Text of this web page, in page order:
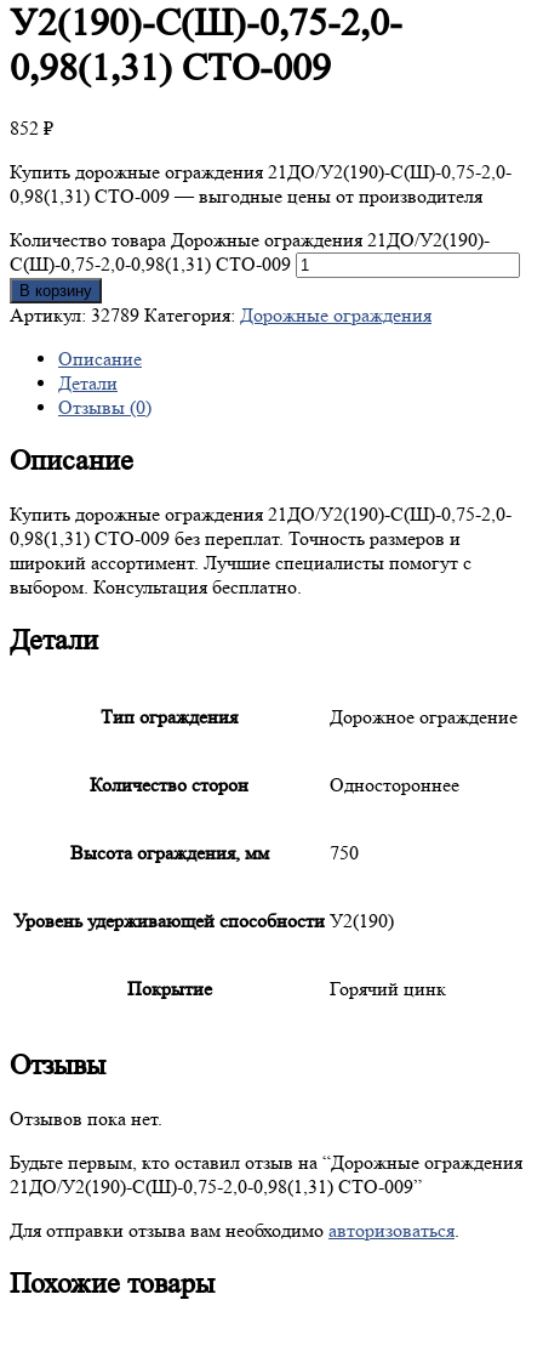
У2(190)-С(Ш)-0,75-2,0-
0,98(1,31) СТО-009
852 ₽
Купить дорожные ограждения 21ДО/У2(190)-С(Ш)-0,75-2,0-
0,98(1,31) СТО-009 — выгодные цены от производителя
Количество товара Дорожные ограждения 21ДО/У2(190)-
С(Ш)-0,75-2,0-0,98(1,31) СТО-009
В корзину
Артикул: 32789 Категория: Дорожные ограждения
Описание
Детали
Отзывы (0)
Описание
Купить дорожные ограждения 21ДО/У2(190)-С(Ш)-0,75-2,0-
0,98(1,31) СТО-009 без переплат. Точность размеров и
широкий ассортимент. Лучшие специалисты помогут с
выбором. Консультация бесплатно.
Детали
Тип ограждения Дорожное ограждение
Количество сторон Одностороннее
Высота ограждения, мм 750
Уровень удерживающей способности У2(190)
Покрытие Горячий цинк
Отзывы
Отзывов пока нет.
Будьте первым, кто оставил отзыв на “Дорожные ограждения
21ДО/У2(190)-С(Ш)-0,75-2,0-0,98(1,31) СТО-009”
Для отправки отзыва вам необходимо авторизоваться
Похожие товары